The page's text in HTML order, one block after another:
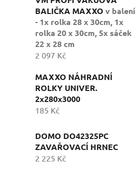
BALIČKA MAXXO v balení
- 1x rolka 28 x 30cm, 1x
rolka 20 x 30cm, 5x sáček
22 x 28 cm
2 097 Kč
MAXXO NÁHRADNÍ
ROLKY UNIVER.
2x280x3000
185 Kč
DOMO DO42325PC
ZAVAŘOVACÍ HRNEC
2 225 Kč